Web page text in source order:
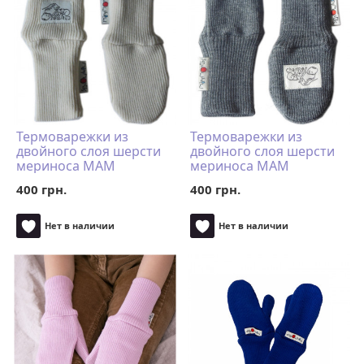
Термоварежки из
двойного слоя шерсти
мериноса MAM
50-68/74 однопалые,
натур)
400 грн.
Нет в наличии
Термоварежки из
двойного слоя шерсти
мериноса MAM
50-68/74 однопалые,
серый)
400 грн.
Нет в наличии